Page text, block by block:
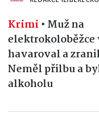
Krimi • Muž na
elektrokoloběžce
havaroval a
Neměl přilbu a
alkoholu